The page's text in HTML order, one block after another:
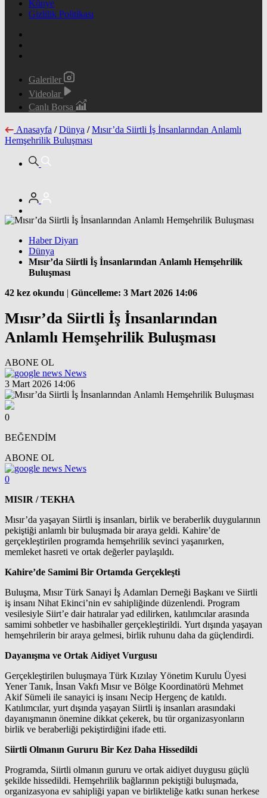
Künye
Gizlilik Politikası
Galeriler
Videolar
Canlı Borsa
Anasayfa / Dünya / Mısır’da Siirtli İş İnsanlarından Anlamlı
Hemşehrilik Buluşması
Haber Diyarı
Dünya
Mısır’da Siirtli İş İnsanlarından Anlamlı Hemşehrilik
Buluşması
42 kez okundu | Güncelleme: 3 Mart 2026 14:06
Mısır’da Siirtli İş İnsanlarından
Anlamlı Hemşehrilik Buluşması
ABONE OL
News
3 Mart 2026 14:06
0
BEĞENDİM
ABONE OL
News
0
MISIR / TEKHA
Mısır’da yaşayan Siirtli iş insanları, birlik ve beraberlik duygularının
pekiştiği anlamlı bir buluşmada bir araya geldi. Kahire’de
gerçekleştirilen programda hemşehrilik sevinci yaşanırken,
memleket hasreti ve ortak değerler paylaşıldı.
Kahire’de Samimi Bir Ortamda Gerçekleşti
Buluşma, Mısır Türk Sanayi İş Adamları Derneği Başkanı ve Siirtli
iş insanı Nihat Ekinci’nin ev sahipliğinde düzenlendi. Program
vesilesiyle Siirt’e dair hatıralar yad edilirken, katılımcılar arasında
samimi sohbetler ve hasbihaller gerçekleştirildi. Yurt dışında yaşayan
hemşehrilerin bir araya gelmesi, birlik ruhunu daha da güçlendirdi.
Dayanışma ve Ortak Aidiyet Vurgusu
Gerçekleştirilen buluşmaya Türk Kızılay Yönetim Kurulu Üyesi
Yener Tanık, İnsan Vakfı Mısır ve Bölge Koordinatörü Mehmet
Akif Sümeli ile sanayici iş insanı Necip Hergenç de katıldı.
Katılımcılar, yurt dışında yaşayan Siirtli iş insanları arasındaki
dayanışmanın önemine dikkat çekerek, bu tür organizasyonların
birlik ve beraberliği pekiştirdiğini ifade etti.
Siirtli Olmanın Gururu Bir Kez Daha Hissedildi
Programda, Siirtli olmanın gururu ve ortak aidiyet duygusu güçlü
şekilde hissedildi. Hemşehrilik bağlarının pekiştiği buluşmada,
organizasyona ev sahipliği yapan ve birlikteliğe katkı sunan herkese